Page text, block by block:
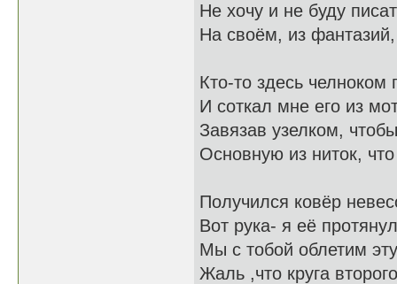
Не хочу и не буду
На своём, из фантазий,
Кто-то здесь челноком
И соткал мне его из
Завязав узелком,
Основную из ниток,
Получился ковёр
Вот рука- я её
Мы с тобой облетим
Жаль ,что круга